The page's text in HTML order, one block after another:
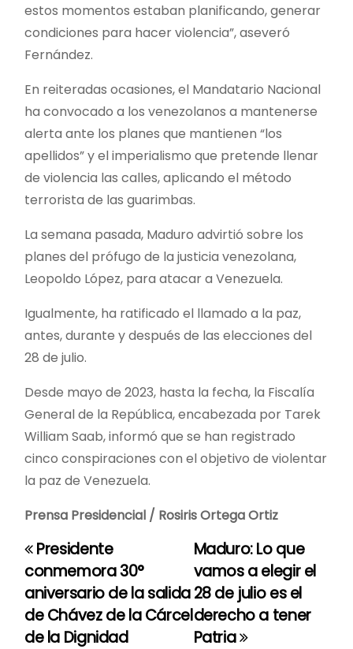
estos momentos estaban planificando, generar
condiciones para hacer violencia”, aseveró
Fernández.
En reiteradas ocasiones, el Mandatario Nacional
ha convocado a los venezolanos a mantenerse
alerta ante los planes que mantienen “los
apellidos” y el imperialismo que pretende llenar
de violencia las calles, aplicando el método
terrorista de las guarimbas.
La semana pasada, Maduro advirtió sobre los
planes del prófugo de la justicia venezolana,
Leopoldo López, para atacar a Venezuela.
Igualmente, ha ratificado el llamado a la paz,
antes, durante y después de las elecciones del
28 de julio.
Desde mayo de 2023, hasta la fecha, la Fiscalía
General de la República, encabezada por Tarek
William Saab, informó que se han registrado
cinco conspiraciones con el objetivo de violentar
la paz de Venezuela.
Prensa Presidencial / Rosiris Ortega Ortiz
N
a
v
Maduro: Lo que
vamos a elegir el
28 de julio es el
derecho a tener
Patria
Presidente
conmemora 30°
aniversario de la salida
de Chávez de la Cárcel
de la Dignidad